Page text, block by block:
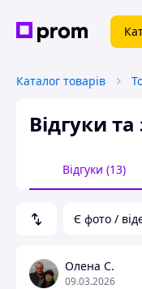
Каталог товарів
Відгуки
Відгуки (13)
Є фото /
Олена С.
09.03.2026